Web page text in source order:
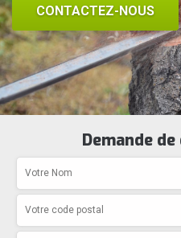
CONTACTEZ-NOUS
Demande